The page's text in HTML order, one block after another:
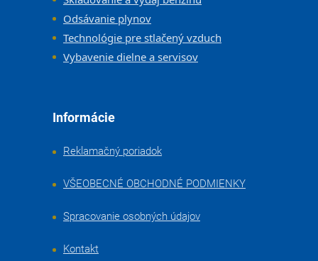
Odsávanie plynov
Technológie pre stlačený vzduch
Vybavenie dielne a servisov
Informácie
Reklamačný poriadok
VŠEOBECNÉ OBCHODNÉ PODMIENKY
Spracovanie osobných údajov
Kontakt